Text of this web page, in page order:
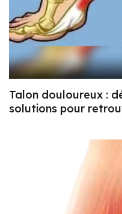
Talon douloureux :
solutions pour